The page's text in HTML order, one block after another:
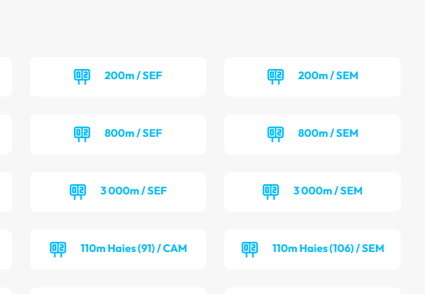
200m / SEF 200m / SEM
800m / SEF 800m / SEM
3 000m / SEF 3 000m / SEM
110m Haies (91) / CAM 110m Haies (106) / SEM